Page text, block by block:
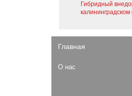
Гибридный
Главная
О нас